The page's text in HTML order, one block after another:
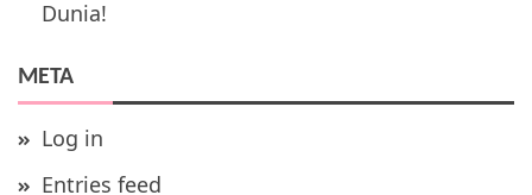
Dunia!
META
Log in
Entries feed